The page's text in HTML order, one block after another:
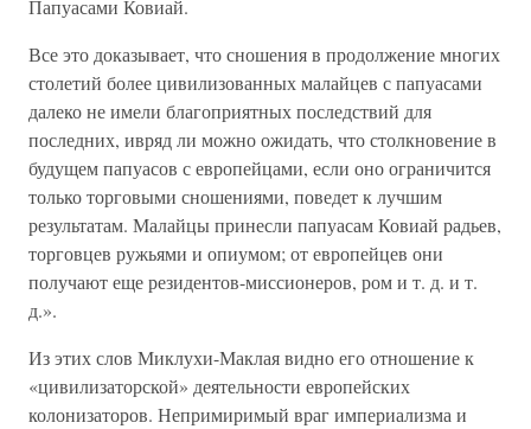
Папуасами Ковиай.
Все это доказывает, что сношения в продолжение многих
столетий более цивилизованных малайцев с папуасами
далеко не имели благоприятных последствий для
последних, ивряд ли можно ожидать, что столкновение в
будущем папуасов с европейцами, если оно ограничится
только торговыми сношениями, поведет к лучшим
результатам. Малайцы принесли папуасам Ковиай радьев,
торговцев ружьями и опиумом; от европейцев они
получают еще резидентов-миссионеров, ром и т. д. и т.
д.».
Из этих слов Миклухи-Маклая видно его отношение к
«цивилизаторской» деятельности европейских
колонизаторов. Непримиримый враг империализма и